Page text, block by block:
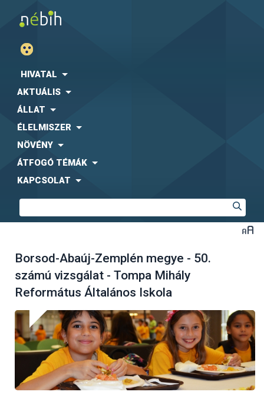
HIVATAL
AKTUÁLIS
ÁLLAT
ÉLELMISZER
NÖVÉNY
ÁTFOGÓ TÉMÁK
KAPCSOLAT
Borsod-Abaúj-Zemplén megye - 50.
számú vizsgálat - Tompa Mihály
Református Általános Iskola